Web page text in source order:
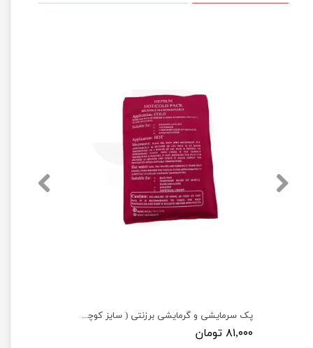
پک سرمایشی و گرمایشی برزنتی ( سایز کوچک 15×11 )
۸۱,۰۰۰ تومان